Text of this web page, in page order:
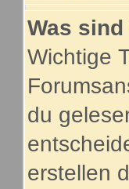
Was
Wichtige
du
erstellen